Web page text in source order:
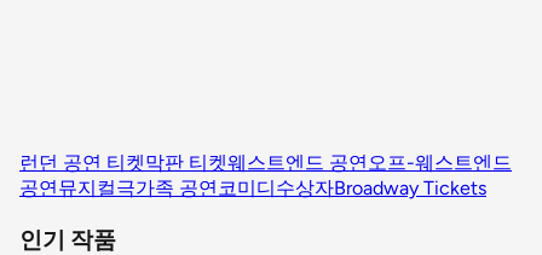
런던 공연 티켓막판 티켓웨스트엔드 공연오프-웨스트엔드
공연뮤지컬극가족 공연코미디수상자Broadway Tickets
인기 작품